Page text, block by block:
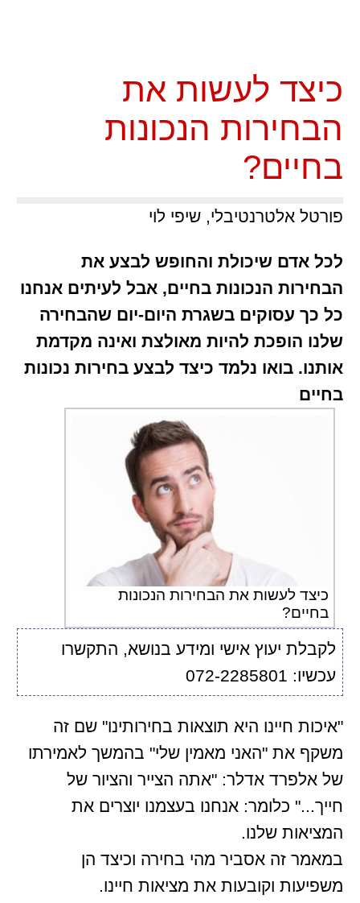
כיצד לעשות את
הבחירות הנכונות
בחיים?
פורטל אלטרנטיבלי, שיפי לוי
לכל אדם שיכולת והחופש לבצע את
הבחירות הנכונות בחיים, אבל לעיתים אנחנו
כל כך עסוקים בשגרת היום-יום שהבחירה
שלנו הופכת להיות מאולצת ואינה מקדמת
אותנו. בואו נלמד כיצד לבצע בחירות נכונות
בחיים
כיצד לעשות את הבחירות הנכונות
בחיים?
לקבלת יעוץ אישי ומידע בנושא, התקשרו
עכשיו: 072-2285801
"איכות חיינו היא תוצאות בחירותינו" שם זה
משקף את "האני מאמין שלי" בהמשך לאמירתו
של אלפרד אדלר: "אתה הצייר והציור של
חייך..." כלומר: אנחנו בעצמנו יוצרים את
המציאות שלנו.
במאמר זה אסביר מהי בחירה וכיצד הן
משפיעות וקובעות את מציאות חיינו.